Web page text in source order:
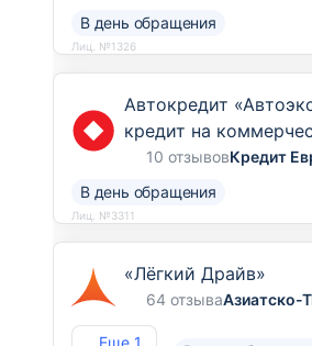
В день обращения
Лиц. №1326
Автокредит
кредит на
транспорт, грузовой
и спецтехнику»
10 отзывовКредит
В день обращения
Лиц. №3311
Еще 1
«Лёгкий Драйв»
64 отзыва